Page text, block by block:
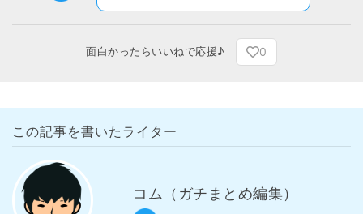
面白かったらいいねで応援♪ 0
この記事を書いたライター
コム（ガチまとめ編集）